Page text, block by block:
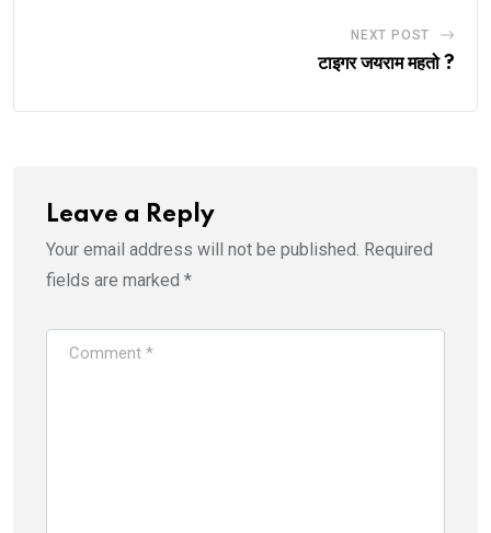
NEXT POST
टाइगर जयराम महतो ?
Leave a Reply
Your email address will not be published. Required
fields are marked *